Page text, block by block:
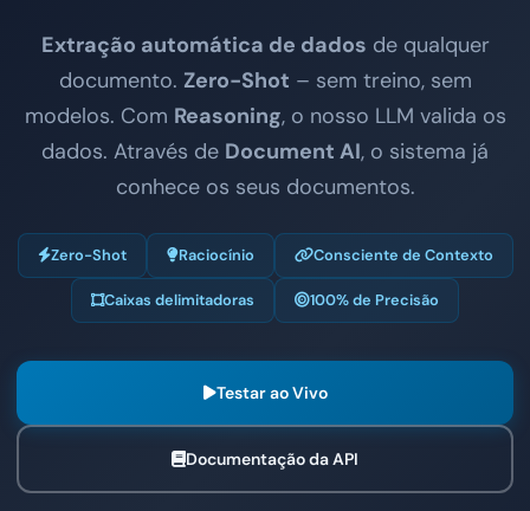
Extração automática de dados de qualquer
documento. Zero-Shot – sem treino, sem
modelos. Com Reasoning, o nosso LLM valida os
dados. Através de Document AI, o sistema já
conhece os seus documentos.
Zero-Shot Raciocínio Consciente de Contexto
Caixas delimitadoras 100% de Precisão
Testar ao Vivo
Documentação da API